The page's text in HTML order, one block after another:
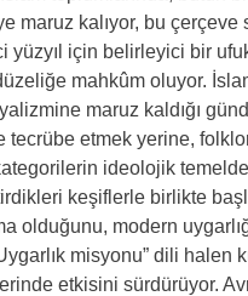
maruz kalıyor, bu
yüzyıl için belirleyici bir
mahkûm oluyor.
maruz kaldığı
tecrübe etmek yerine,
ideolojik
keşiflerle birlikte
olduğunu, modern
misyonu” dili halen
etkisini sürdürüyor.